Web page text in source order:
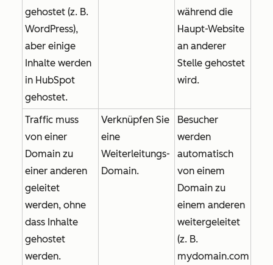
gehostet (z. B.
WordPress),
aber einige
Inhalte werden
in HubSpot
gehostet.
während die
Haupt-Website
an anderer
Stelle gehostet
wird.
Traffic muss
von einer
Domain zu
einer anderen
geleitet
werden, ohne
dass Inhalte
gehostet
werden.
Verknüpfen Sie
eine
Weiterleitungs-
Domain.
Besucher
werden
automatisch
von einem
Domain zu
einem anderen
weitergeleitet
(z. B.
mydomain.com